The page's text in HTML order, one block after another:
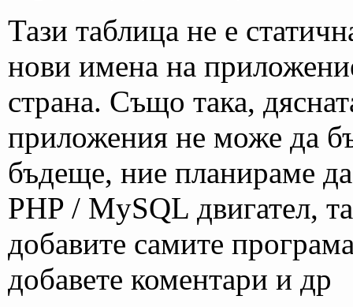
Тази таблица не е
нови имена на
страна. Също така,
приложения не може да
бъдеще, ние планираме
PHP / MySQL двигател,
добавите самите
добавете коментари и др